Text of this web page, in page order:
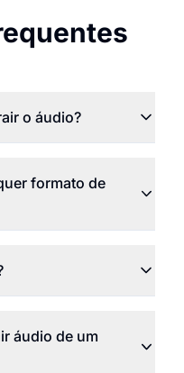
o áudio?
formato de
áudio de um